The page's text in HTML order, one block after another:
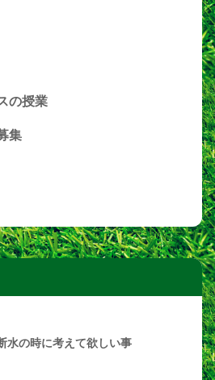
の授業
集
水の時に考えて欲しい事